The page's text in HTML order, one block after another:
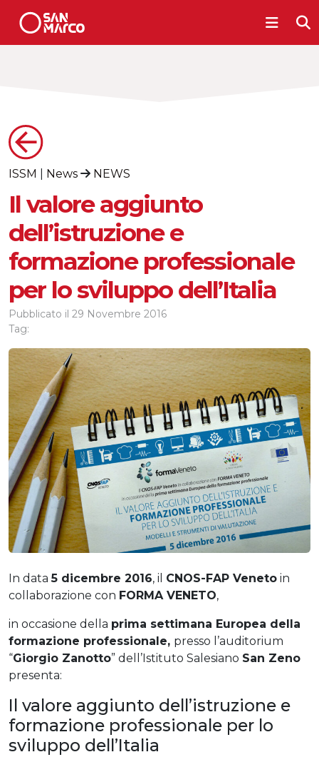
ISSM News NEWS
Il valore aggiunto
dell’istruzione e
formazione professionale
per lo sviluppo dell’Italia
Pubblicato il 29 Novembre 2016
Tag:
In data5 dicembre 2016, il CNOS-FAP Veneto in
collaborazione con FORMA VENETO,
in occasione della prima settimana Europea della
formazione professionale, presso l’auditorium
“Giorgio Zanotto” dell’Istituto Salesiano San Zeno
presenta:
Il valore aggiunto dell’istruzione e
formazione professionale per lo
sviluppo dell’Italia